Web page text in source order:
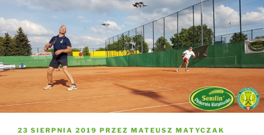
OPUBLIKOWANE
23 SIERPNIA 2019 PRZEZ MATEUSZ MATYCZAK